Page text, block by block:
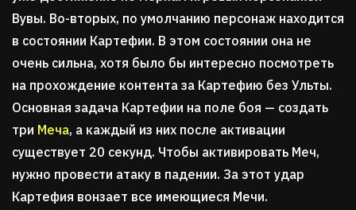
Вувы. Во-вторых, по умолчанию персонаж находится
в состоянии Картефии. В этом состоянии она не
очень сильна, хотя было бы интересно посмотреть
на прохождение контента за Картефию без Ульты.
Основная задача Картефии на поле боя — создать
три Меча, а каждый из них после активации
существует 20 секунд. Чтобы активировать Меч,
нужно провести атаку в падении. За этот удар
Картефия вонзает все имеющиеся Мечи.